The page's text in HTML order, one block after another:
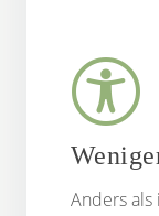
Anders